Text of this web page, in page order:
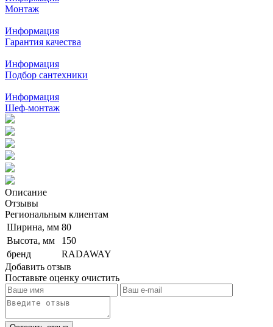
Монтаж
Информация
Гарантия качества
Информация
Подбор сантехники
Информация
Шеф-монтаж
Описание
Отзывы
Региональным клиентам
Ширина, мм 80
Высота, мм
150
бренд
RADAWAY
Добавить отзыв
Поставьте оценку очистить